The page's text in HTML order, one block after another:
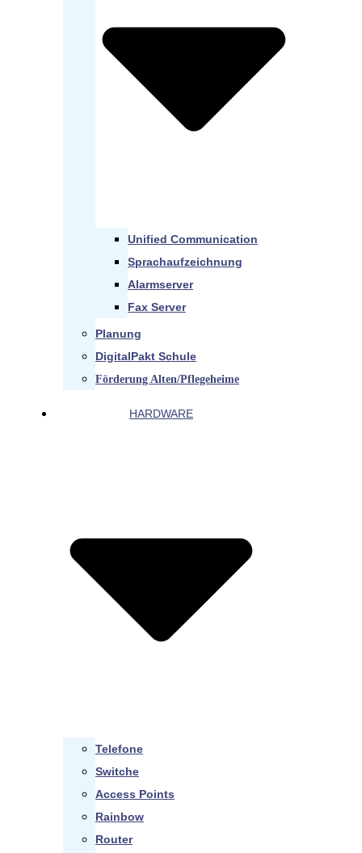
Unified Communication
Sprachaufzeichnung
Alarmserver
Fax Server
Planung
DigitalPakt Schule
Förderung Alten/Pflegeheime
HARDWARE
Telefone
Switche
Access Points
Rainbow
Router